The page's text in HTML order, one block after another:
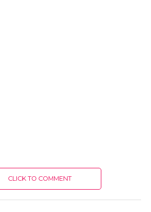
CLICK TO COMMENT